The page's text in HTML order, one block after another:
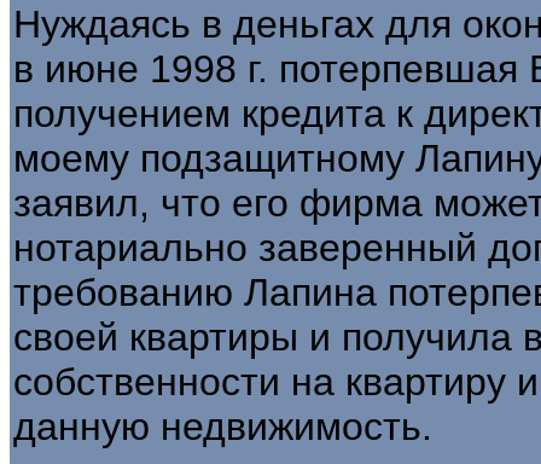
Нуждаясь в деньгах для
в июне 1998 г. потерпевшая
получением кредита к
моему подзащитному
заявил, что его фирма
нотариально заверенный
требованию Лапина
своей квартиры и получила
собственности на квартиру
данную недвижимость.